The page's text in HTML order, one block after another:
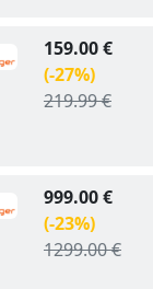
159.00 €
(-27%)
219.99 €
999.00 €
(-23%)
1299.00 €